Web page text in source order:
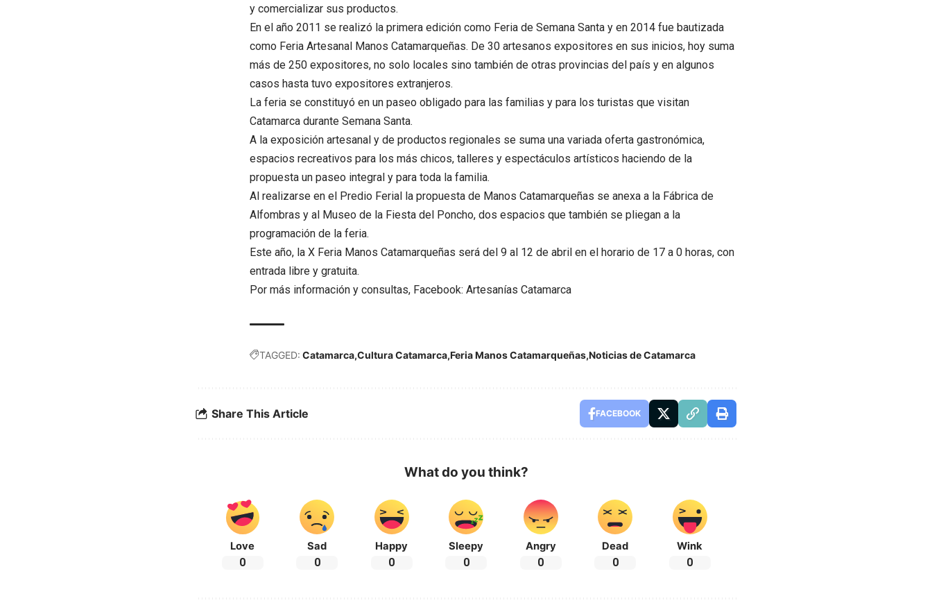
y comercializar sus productos.
En el año 2011 se realizó la primera edición como Feria de Semana Santa y en 2014 fue bautizada
como Feria Artesanal Manos Catamarqueñas. De 30 artesanos expositores en sus inicios, hoy suma
más de 250 expositores, no solo locales sino también de otras provincias del país y en algunos
casos hasta tuvo expositores extranjeros.
La feria se constituyó en un paseo obligado para las familias y para los turistas que visitan
Catamarca durante Semana Santa.
A la exposición artesanal y de productos regionales se suma una variada oferta gastronómica,
espacios recreativos para los más chicos, talleres y espectáculos artísticos haciendo de la
propuesta un paseo integral y para toda la familia.
Al realizarse en el Predio Ferial la propuesta de Manos Catamarqueñas se anexa a la Fábrica de
Alfombras y al Museo de la Fiesta del Poncho, dos espacios que también se pliegan a la
programación de la feria.
Este año, la X Feria Manos Catamarqueñas será del 9 al 12 de abril en el horario de 17 a 0 horas, con
entrada libre y gratuita.
Por más información y consultas, Facebook: Artesanías Catamarca
TAGGED: Catamarca Cultura Catamarca Feria Manos Catamarqueñas Noticias de Catamarca
Share This Article FACEBOOK
What do you think?
Love
0
Sad
0
Happy
0
Sleepy
0
Angry
0
Dead
0
Wink
0